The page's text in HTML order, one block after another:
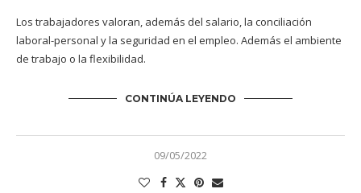
Los trabajadores valoran, además del salario, la conciliación
laboral-personal y la seguridad en el empleo. Además el ambiente
de trabajo o la flexibilidad.
CONTINÚA LEYENDO
09/05/2022